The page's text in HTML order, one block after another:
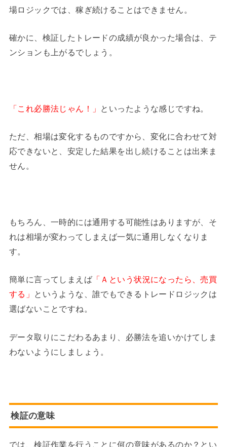
場ロジックでは、稼ぎ続けることはできません。
確かに、検証したトレードの成績が良かった場合は、テ
ンションも上がるでしょう。
「これ必勝法じゃん！」 といったような感じですね。
ただ、相場は変化するものですから、変化に合わせて対
応できないと、安定した結果を出し続けることは出来ま
せん。
もちろん、一時的には通用する可能性はありますが、そ
れは相場が変わってしまえば一気に通用しなくなりま
す。
簡単に言ってしまえば 「Ａという状況になったら、売買
する」
というような、誰でもできるトレードロジックは
選ばないことですね。
データ取りにこだわるあまり、必勝法を追いかけてしま
わないようにしましょう。
検証の意味
では、検証作業を行うことに何の意味があるのか？とい